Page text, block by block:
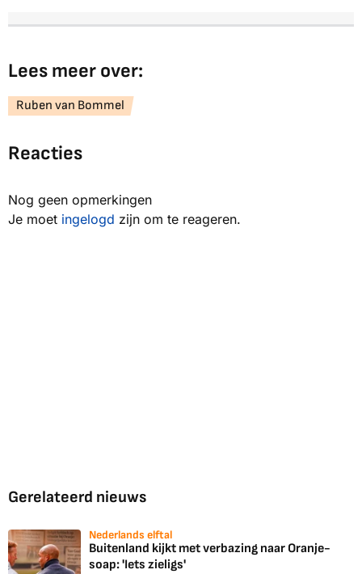
Lees meer over:
Ruben van Bommel
Reacties
Nog geen opmerkingen
Je moet ingelogd zijn om te reageren.
Gerelateerd nieuws
Nederlands elftal
Buitenland kijkt met verbazing naar Oranje-
soap: 'Iets zieligs'